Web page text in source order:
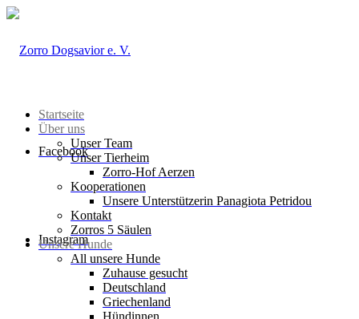
Facebook
Instagram
Startseite
Über uns
Unser Team
Unser Tierheim
Zorro-Hof Aerzen
Kooperationen
Unsere Unterstützerin Panagiota Petridou
Kontakt
Zorros 5 Säulen
Unsere Hunde
All unsere Hunde
Zuhause gesucht
Deutschland
Griechenland
Hündinnen